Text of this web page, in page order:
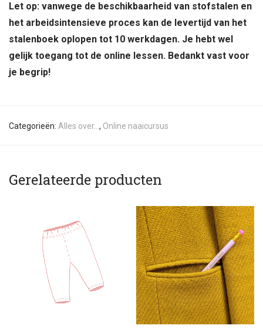
Let op: vanwege de beschikbaarheid van stofstalen en
het arbeidsintensieve proces kan de levertijd van het
stalenboek oplopen tot 10 werkdagen. Je hebt wel
gelijk toegang tot de online lessen. Bedankt vast voor
je begrip!
Categorieën: Alles over… , Online naaicursus
Gerelateerde producten